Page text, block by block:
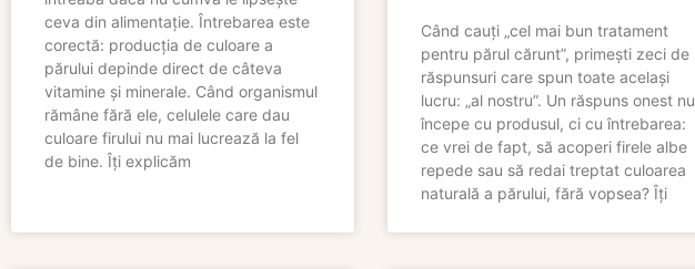
ceva din alimentație. Întrebarea este
corectă: producția de culoare a
părului depinde direct de câteva
vitamine și minerale. Când organismul
rămâne fără ele, celulele care dau
culoare firului nu mai lucrează la fel
de bine. Îți explicăm
Când cauți „cel mai bun tratament
pentru părul cărunt”, primești zeci de
răspunsuri care spun toate același
lucru: „al nostru”. Un răspuns onest nu
începe cu produsul, ci cu întrebarea:
ce vrei de fapt, să acoperi firele albe
repede sau să redai treptat culoarea
naturală a părului, fără vopsea? Îți